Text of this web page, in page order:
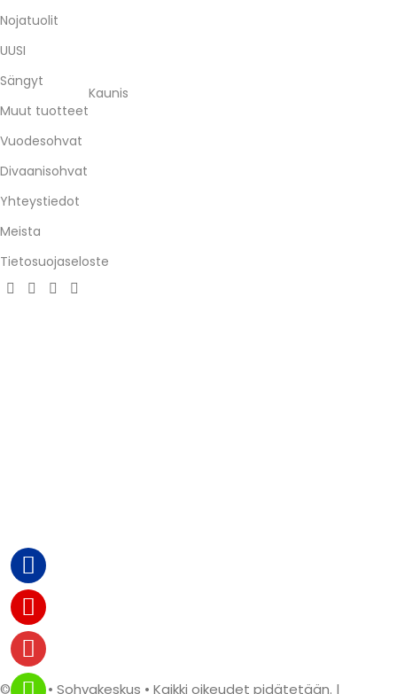
Nojatuolit
UUSI
Sängyt
Muut tuotteet
Kaunis
Vuodesohvat
Divaanisohvat
Yhteystiedot
Meista
Tietosuojaseloste
© 2026 • Sohvakeskus • Kaikki oikeudet pidätetään. |